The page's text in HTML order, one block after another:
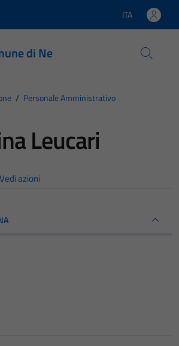
Lingua attiva:
ITA
di Ne
/ Personale Amministrativo
Leucari
Vedi azioni